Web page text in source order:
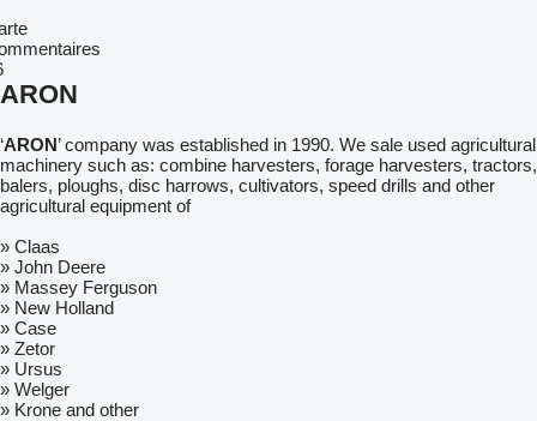
ARON
‘ARON’ company was established in 1990. We sale used agricultural
machinery such as: combine harvesters, forage harvesters, tractors,
balers, ploughs, disc harrows, cultivators, speed drills and other
agricultural equipment of
» Claas
» John Deere
» Massey Ferguson
» New Holland
» Case
» Zetor
» Ursus
» Welger
» Krone and other